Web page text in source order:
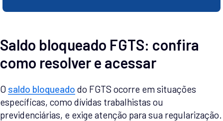
Saldo bloqueado FGTS: confira
como resolver e acessar
O saldo bloqueado do FGTS ocorre em situações
específicas, como dívidas trabalhistas ou
previdenciárias, e exige atenção para sua regularização.